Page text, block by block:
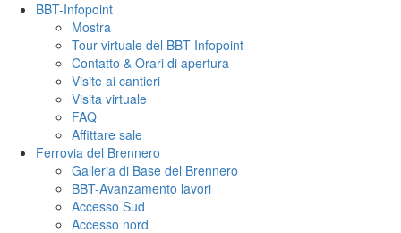
BBT-Infopoint
Mostra
Tour virtuale del BBT Infopoint
Contatto & Orari di apertura
Visite ai cantieri
Visita virtuale
FAQ
Affittare sale
Ferrovia del Brennero
Galleria di Base del Brennero
BBT-Avanzamento lavori
Accesso Sud
Accesso nord